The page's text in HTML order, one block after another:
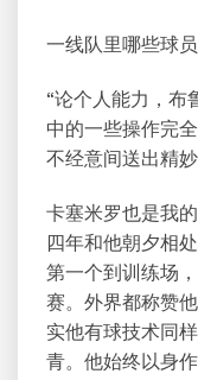
一线队里哪些球
“论个人能力，布
中的一些操作完
不经意间送出精
卡塞米罗也是我
四年和他朝夕相
第一个到训练场
赛。外界都称赞
实他有球技术同
青。他始终以身